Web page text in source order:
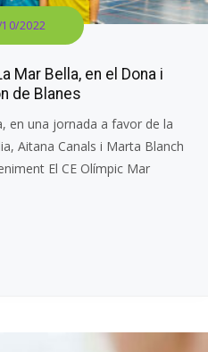
2022
Mar Bella, en el Dona i
de Blanes
en una jornada a favor de la
Aitana Canals i Marta Blanch
El CE Olímpic Mar